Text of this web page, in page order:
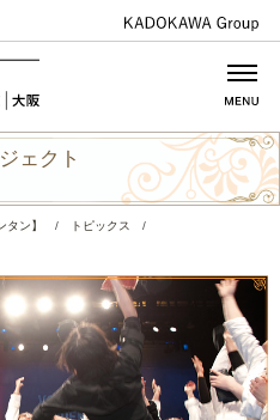
ェクト
ン】 / トピックス
/